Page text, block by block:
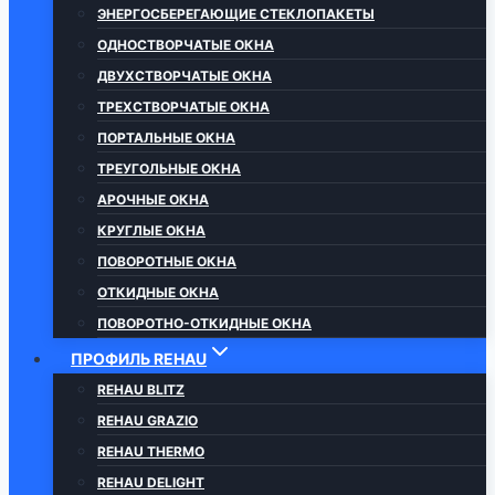
ЭНЕРГОСБЕРЕГАЮЩИЕ СТЕКЛОПАКЕТЫ
ОДНОСТВОРЧАТЫЕ ОКНА
ДВУХСТВОРЧАТЫЕ ОКНА
ТРЕХСТВОРЧАТЫЕ ОКНА
ПОРТАЛЬНЫЕ ОКНА
ТРЕУГОЛЬНЫЕ ОКНА
АРОЧНЫЕ ОКНА
КРУГЛЫЕ ОКНА
ПОВОРОТНЫЕ ОКНА
ОТКИДНЫЕ ОКНА
ПОВОРОТНО-ОТКИДНЫЕ ОКНА
ПРОФИЛЬ REHAU
REHAU BLITZ
REHAU GRAZIO
REHAU THERMO
REHAU DELIGHT